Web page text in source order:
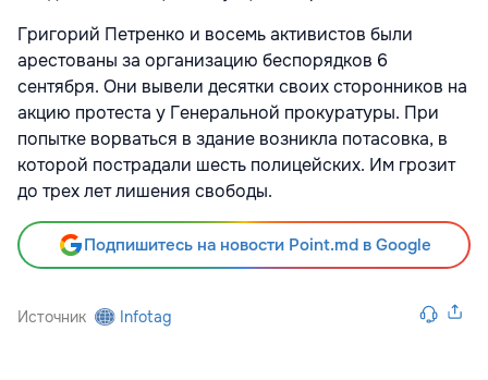
Григорий Петренко и восемь активистов были
арестованы за организацию беспорядков 6
сентября. Они вывели десятки своих сторонников на
акцию протеста у Генеральной прокуратуры. При
попытке ворваться в здание возникла потасовка, в
которой пострадали шесть полицейских. Им грозит
до трех лет лишения свободы.
Подпишитесь на новости Point.md в Google
Источник Infotag